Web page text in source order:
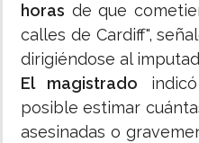
horas de que
calles de Cardiff",
dirigiéndose al
El magistrado
posible estimar
asesinadas o